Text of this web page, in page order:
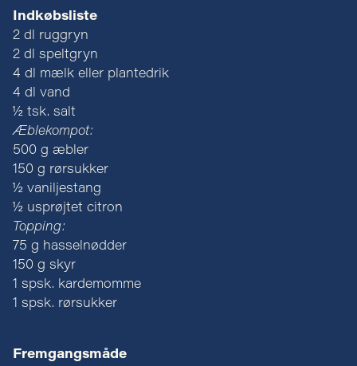
Indkøbsliste
2 dl ruggryn
2 dl speltgryn
4 dl mælk eller plantedrik
4 dl vand
½ tsk. salt
Æblekompot:
500 g æbler
150 g rørsukker
½ vaniljestang
½ usprøjtet citron
Topping:
75 g hasselnødder
150 g skyr
1 spsk. kardemomme
1 spsk. rørsukker
Fremgangsmåde